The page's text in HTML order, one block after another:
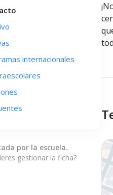
internacionales
por la escuela.
gestionar la ficha?